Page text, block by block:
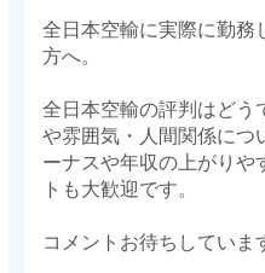
全日本空輸に実際に勤務
方へ。
全日本空輸の評判はどう
や雰囲気・人間関係につ
ーナスや年収の上がりや
トも大歓迎です。
コメントお待ちしていま